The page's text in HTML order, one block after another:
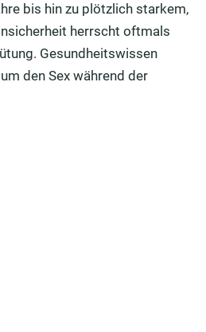
bis hin zu plötzlich starkem,
herrscht oftmals
Gesundheitswissen
den Sex während der